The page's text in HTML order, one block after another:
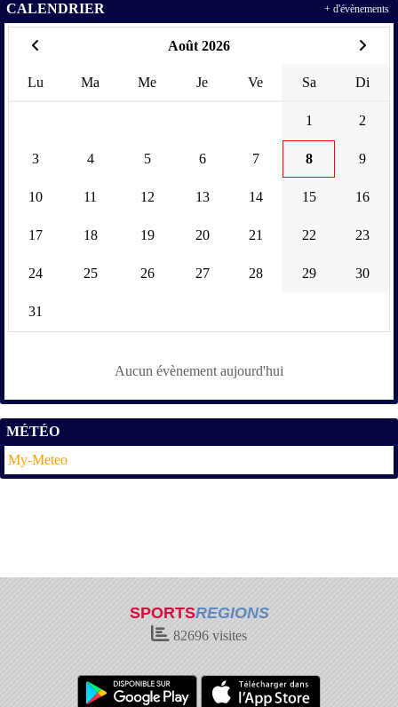
CALENDRIER
Août 2026
Lu Ma Me Je Ve Sa Di
1 2
3 4 5 6 7 8 9
10 11 12 13 14 15 16
17 18 19 20 21 22 23
24 25 26 27 28 29 30
31
Aucun évènement aujourd'hui
+ d'évènements
MÉTÉO
My-Meteo
SPORTSREGIONS
82696 visites